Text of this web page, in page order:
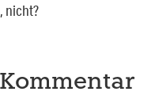
nicht?